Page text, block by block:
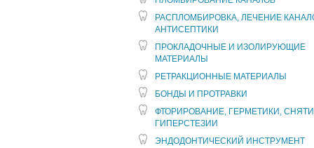
РАСПЛОМБИРОВКА, ЛЕЧЕНИЕ
АНТИСЕПТИКИ
ПРОКЛАДОЧНЫЕ И ИЗОЛИРУЮЩИЕ
МАТЕРИАЛЫ
РЕТРАКЦИОННЫЕ МАТЕРИАЛЫ
БОНДЫ И ПРОТРАВКИ
ФТОРИРОВАНИЕ, ГЕРМЕТИКИ,
ГИПЕРСТЕЗИИ
ЭНДОДОНТИЧЕСКИЙ ИНСТРУМЕНТ